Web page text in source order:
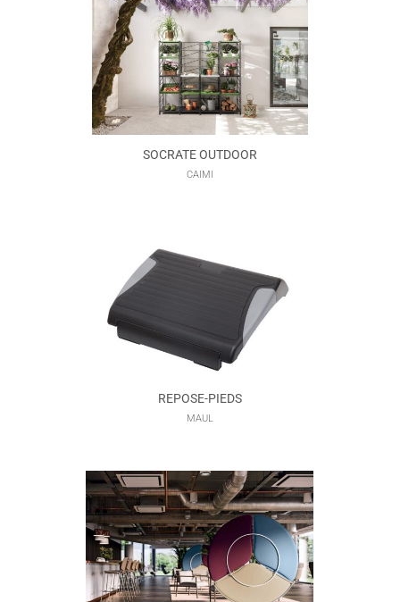
SOCRATE OUTDOOR
CAIMI
REPOSE-PIEDS
MAUL